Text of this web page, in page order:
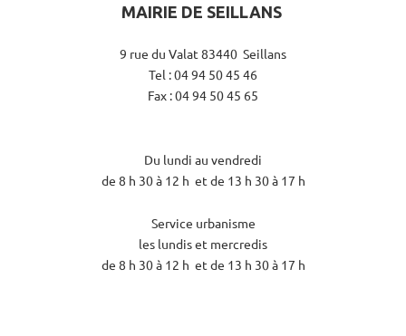
MAIRIE DE SEILLANS
9 rue du Valat 83440 Seillans
Tel : 04 94 50 45 46
Fax : 04 94 50 45 65
Du lundi au vendredi
de 8 h 30 à 12 h et de 13 h 30 à 17 h
Service urbanisme
les lundis et mercredis
de 8 h 30 à 12 h et de 13 h 30 à 17 h